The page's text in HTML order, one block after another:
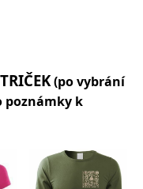
(po vybrání
poznámky k